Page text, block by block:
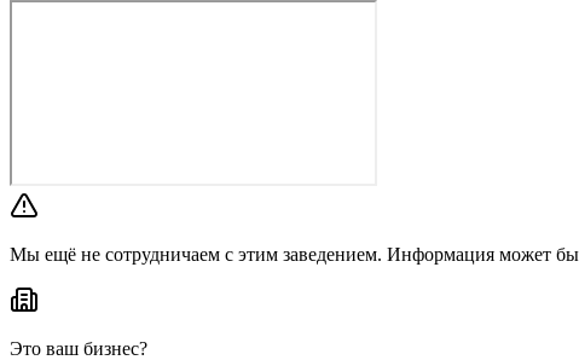
Мы ещё не сотрудничаем с этим заведением. Информация может
Это ваш бизнес?